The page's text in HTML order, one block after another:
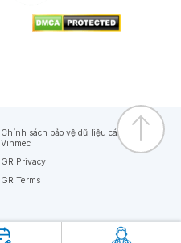
Chính sách bảo vệ dữ liệu cá nhân của
Vinmec
GR Privacy
GR Terms